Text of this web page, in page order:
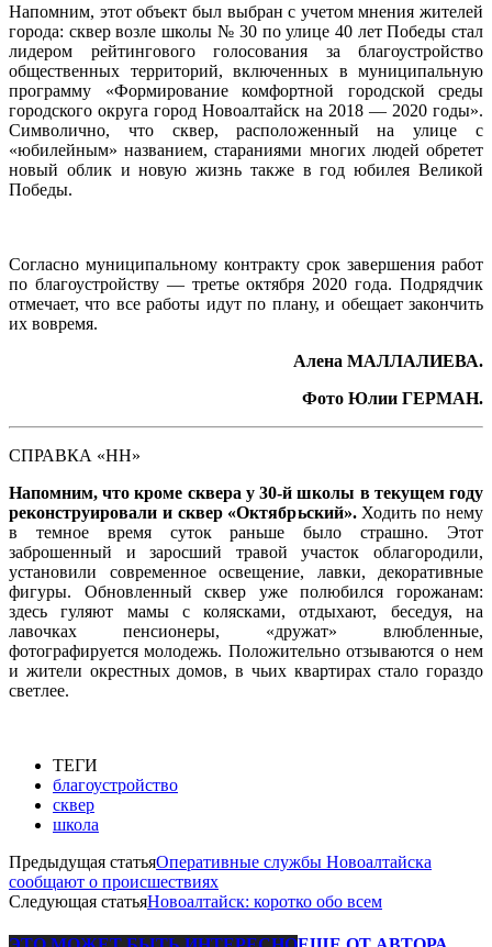
Напомним, этот объект был выбран с учетом мнения жителей
города: сквер возле школы № 30 по улице 40 лет Победы стал
лидером рейтингового голосования за благоустройство
общественных территорий, включенных в муниципальную
программу «Формирование комфортной городской среды
городского округа город Новоалтайск на 2018 — 2020 годы».
Символично, что сквер, расположенный на улице с
«юбилейным» названием, стараниями многих людей обретет
новый облик и новую жизнь также в год юбилея Великой
Победы.
Согласно муниципальному контракту срок завершения работ
по благоустройству — третье октября 2020 года. Подрядчик
отмечает, что все работы идут по плану, и обещает закончить
их вовремя.
Алена МАЛЛАЛИЕВА.
Фото Юлии ГЕРМАН.
СПРАВКА «НН»
Напомним, что кроме сквера у 30-й школы в текущем году
реконструировали и сквер «Октябрьский».Ходить по нему
в темное время суток раньше было страшно. Этот
заброшенный и заросший травой участок облагородили,
установили современное освещение, лавки, декоративные
фигуры. Обновленный сквер уже полюбился горожанам:
здесь гуляют мамы с колясками, отдыхают, беседуя, на
лавочках пенсионеры, «дружат» влюбленные,
фотографируется молодежь. Положительно отзываются о нем
и жители окрестных домов, в чьих квартирах стало гораздо
светлее.
ТЕГИ
благоустройство
сквер
школа
Предыдущая статьяОперативные службы Новоалтайска
сообщают о происшествиях
Следующая статьяНовоалтайск: коротко обо всем